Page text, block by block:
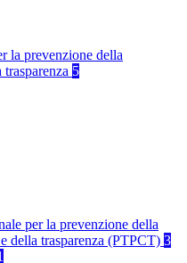
la prevenzione della
5
per la prevenzione della
della trasparenza (PTPCT) 3